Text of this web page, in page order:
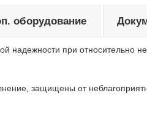
надежности при относительно
защищены от
оборудование